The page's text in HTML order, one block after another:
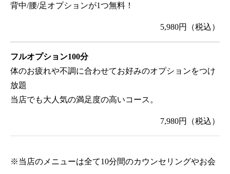
背中/腰/足オプションが1つ無料！
5,980円（税込）
フルオプション100分
体のお疲れや不調に合わせてお好みのオプションをつけ
放題
当店でも大人気の満足度の高いコース。
7,980円（税込）
※当店のメニューは全て10分間のカウンセリングやお会